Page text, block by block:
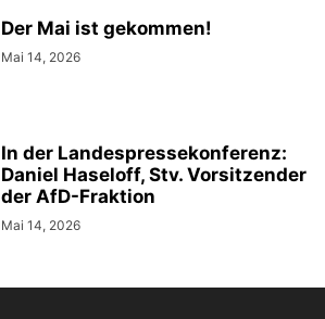
Der Mai ist gekommen!
Mai 14, 2026
In der Landespressekonferenz:
Daniel Haseloff, Stv. Vorsitzender
der AfD-Fraktion
Mai 14, 2026